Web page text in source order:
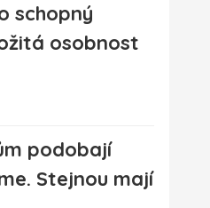
schopný
osobnost
podobají
Stejnou mají